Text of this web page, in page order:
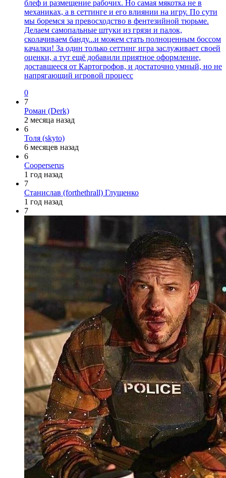
блеф и размещение рабочих. Но самая мякотка не в
механиках, а в сеттинге и его влиянии на игру. По сути
мы боремся за превосходство в фентезийной тюрьме.
Делаем самопальные штуки из грязи и палок,
сколачиваем банду...и можем стать полноценным боссом
качалки! За один только сеттинг игра заслуживает своей
оценки, а тут ещё добавили приятное оформление,
доставшееся от Картогрофов, и достаточно умный, но не
напрягающий игровой процесс
0
7
Роман (Derk)
2 месяца назад
6
Толя (skyto)
6 месяцев назад
6
Cooperserus
1 год назад
7
Станислав (forthethrall) Глущенко
1 год назад
7